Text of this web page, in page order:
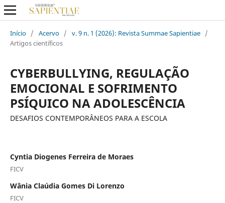
Início / Acervo / v. 9 n. 1 (2026): Revista Summae Sapientiae /
Artigos científicos
CYBERBULLYING, REGULAÇÃO
EMOCIONAL E SOFRIMENTO
PSÍQUICO NA ADOLESCÊNCIA
DESAFIOS CONTEMPORÂNEOS PARA A ESCOLA
Cyntia Diogenes Ferreira de Moraes
FICV
Wânia Claúdia Gomes Di Lorenzo
FICV